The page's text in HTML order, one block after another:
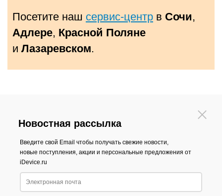
Посетите наш сервис-центр в Сочи,
Адлере, Красной Поляне
и Лазаревском.
Новостная рассылка
Введите свой Email чтобы получать свежие новости,
новые поступления, акции и персональные предложения от
iDevice.ru